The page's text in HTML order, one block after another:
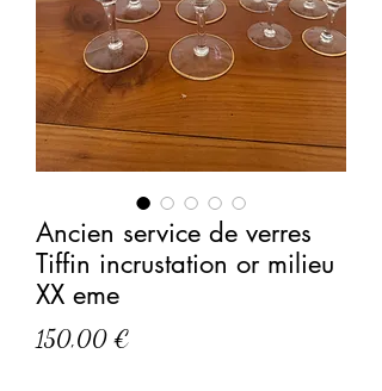
Ancien service de verres
Tiffin incrustation or milieu
XX eme
150,00 €